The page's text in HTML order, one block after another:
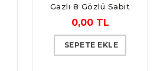
Gazlı 8 Gözlü Sabit
0,00 TL
SEPETE EKLE